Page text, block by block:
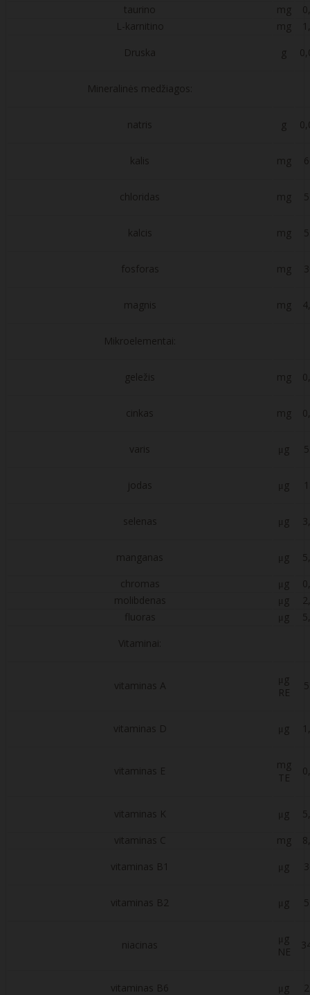
taurino mg
L-karnitino
mg
Druska
g
Mineralinės medžiagos:
natris g
kalis mg
chloridas mg
kalcis mg
fosforas mg
magnis mg
Mikroelementai:
geležis mg
cinkas mg
varis μg
jodas μg
selenas μg
manganas μg
chromas
μg
molibdenas
μg
fluoras
μg
Vitaminai:
vitaminas A
μg
RE
vitaminas D μg
vitaminas E
mg
TE
vitaminas K μg
vitaminas C
mg
vitaminas B1
μg
vitaminas B2 μg
niacinas
μg
NE
vitaminas B6 μg